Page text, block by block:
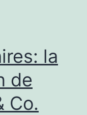
la
de
Co.